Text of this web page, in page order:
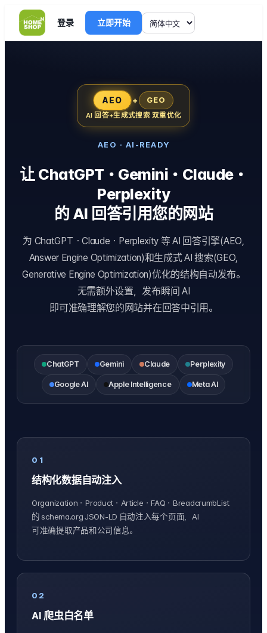
登录 立即开始
AEO + GEO
AI 回答+生成式搜索 双重优化
AEO · AI-READY
让 ChatGPT・Gemini・Claude・
Perplexity
的 AI 回答引用您的网站
为 ChatGPT・Claude・Perplexity 等 AI 回答引擎(AEO,
Answer Engine Optimization)和生成式 AI 搜索(GEO,
Generative Engine Optimization)优化的结构自动发布。
无需额外设置，发布瞬间 AI
即可准确理解您的网站并在回答中引用。
ChatGPT Gemini Claude Perplexity
Google AI Apple Intelligence Meta AI
01
结构化数据自动注入
Organization・Product・Article・FAQ・BreadcrumbList
的 schema.org JSON-LD 自动注入每个页面，AI
可准确提取产品和公司信息。
02
AI 爬虫白名单